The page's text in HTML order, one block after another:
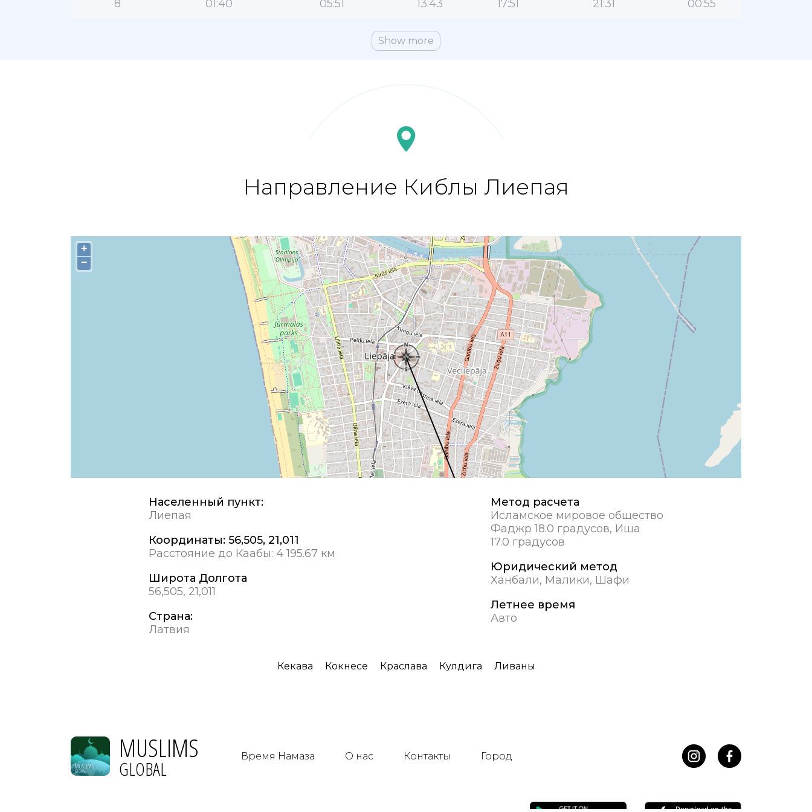
8 01:40 05:51 13:43 17:51 21:31 00:55
Show more
Направление Киблы Лиепая
+
−
Населенный пункт:
Лиепая
Координаты: 56,505, 21,011
Расстояние до Каабы: 4 195.67 км
Широта Долгота
56,505, 21,011
Страна:
Латвия
Метод расчета
Исламское мировое общество
Фаджр 18.0 градусов, Иша
17.0 градусов
Юридический метод
Ханбали, Малики, Шафи
Летнее время
Авто
Кекава Кокнесе Краслава Кулдига Ливаны
MUSLIMS
GLOBAL Время Намаза О нас Контакты Город